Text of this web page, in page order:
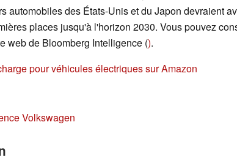
automobiles des États-Unis et du Japon devraient
places jusqu'à l'horizon 2030. Vous pouvez
web de Bloomberg Intelligence ().
pour véhicules électriques sur Amazon
Volkswagen